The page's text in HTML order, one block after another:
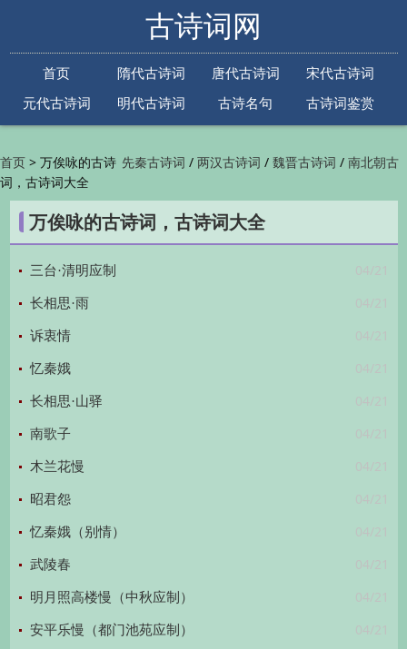
古诗词网
首页 隋代古诗词 唐代古诗词
宋代古诗词
元代古诗词
明代古诗词 古诗名句
古诗词鉴赏
先秦古诗词 /两汉古诗词 /魏晋古诗词 /南北朝古
代古诗词/金朝古诗词/元代古诗词/明代古诗词
/清代古诗词/近现代古诗词
鉴赏/古诗下一句/古诗上一句/
首页 > 万俟咏的古诗
词，古诗词大全
万俟咏的古诗词，古诗词大全
04/21
三台·清明应制
04/21
长相思·雨
04/21
诉衷情
04/21
忆秦娥
04/21
长相思·山驿
04/21
南歌子
04/21
木兰花慢
04/21
昭君怨
04/21
忆秦娥（别情）
04/21
武陵春
04/21
明月照高楼慢（中秋应制）
04/21
安平乐慢（都门池苑应制）